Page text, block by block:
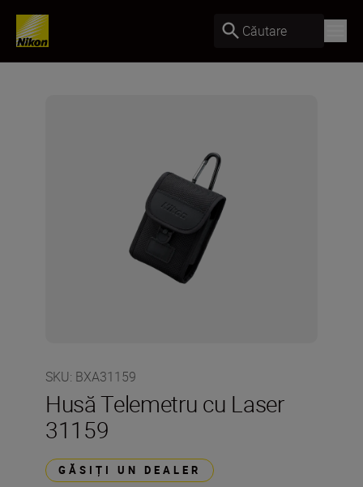
Căutare
SKU: BXA31159
Husă Telemetru cu Laser
31159
GĂSIȚI UN DEALER